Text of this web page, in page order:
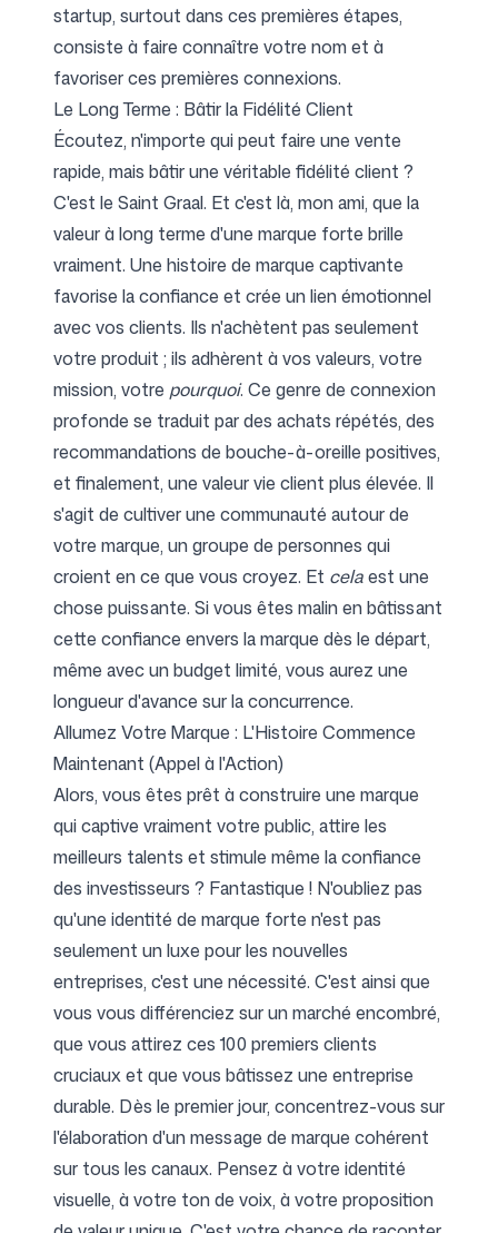
startup, surtout dans ces premières étapes,
consiste à faire connaître votre nom et à
favoriser ces premières connexions.
Le Long Terme : Bâtir la Fidélité Client
Écoutez, n'importe qui peut faire une vente
rapide, mais bâtir une véritable fidélité client ?
C'est le Saint Graal. Et c'est là, mon ami, que la
valeur à long terme d'une marque forte brille
vraiment. Une histoire de marque captivante
favorise la confiance et crée un lien émotionnel
avec vos clients. Ils n'achètent pas seulement
votre produit ; ils adhèrent à vos valeurs, votre
mission, votre pourquoi. Ce genre de connexion
profonde se traduit par des achats répétés, des
recommandations de bouche-à-oreille positives,
et finalement, une valeur vie client plus élevée. Il
s'agit de cultiver une communauté autour de
votre marque, un groupe de personnes qui
croient en ce que vous croyez. Et celaest une
chose puissante. Si vous êtes malin en bâtissant
cette confiance envers la marque dès le départ,
même avec un budget limité, vous aurez une
longueur d'avance sur la concurrence.
Allumez Votre Marque : L'Histoire Commence
Maintenant (Appel à l'Action)
Alors, vous êtes prêt à construire une marque
qui captive vraiment votre public, attire les
meilleurs talents et stimule même la confiance
des investisseurs ? Fantastique ! N'oubliez pas
qu'une identité de marque forte n'est pas
seulement un luxe pour les nouvelles
entreprises, c'est une nécessité. C'est ainsi que
vous vous différenciez sur un marché encombré,
que vous attirez ces 100 premiers clients
cruciaux et que vous bâtissez une entreprise
durable. Dès le premier jour, concentrez-vous sur
l'élaboration d'un message de marque cohérent
sur tous les canaux. Pensez à votre identité
visuelle, à votre ton de voix, à votre proposition